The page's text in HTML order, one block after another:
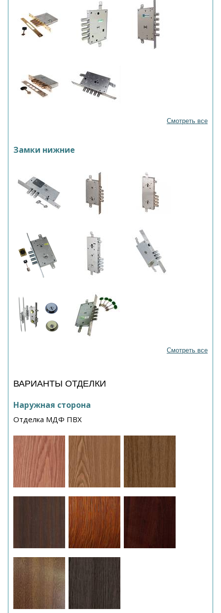
Смотреть все
Замки нижние
Смотреть все
ВАРИАНТЫ ОТДЕЛКИ
Наружная сторона
Отделка МДФ ПВХ